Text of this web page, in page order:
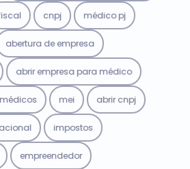
cnpj médico pj
abertura de empresa
abrir empresa para médico
mei abrir cnpj
impostos
empreendedor